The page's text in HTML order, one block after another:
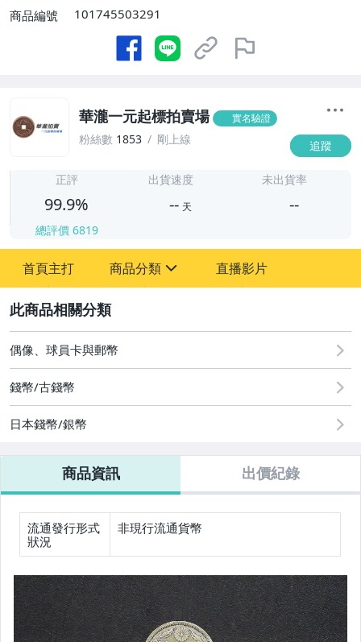
商品編號
101745503291
華瀧一元起標拍賣場 實名驗證
粉絲數 1853 剛上線 追蹤
正評
99.9%
總評價 6819
出貨速度
-- 天
未出貨率
--
首頁主打 商品分類
圖書/影音/文具
古董、藝術與礦石
偶像、球員卡與郵幣
直播影片
偶像、球員卡與郵幣
錢幣/古錢幣
日本錢幣/銀幣
商品資訊 出價紀錄
流通發行形式
狀況
非現行流通貨幣